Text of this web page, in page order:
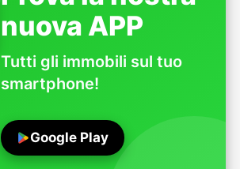
nuova APP
Tutti gli immobili sul tuo
smartphone!
Google Play